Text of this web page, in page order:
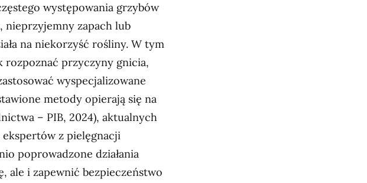
występowania grzybów
nieprzyjemny zapach lub
na niekorzyść rośliny. W tym
przyczyny gnicia,
wyspecjalizowane
metody opierają się na
– PIB, 2024), aktualnych
z pielęgnacji
poprowadzone działania
ale i zapewnić bezpieczeństwo